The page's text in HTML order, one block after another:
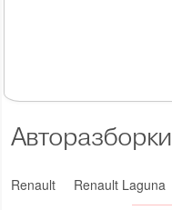
Авторазборки
Renault Renault Laguna